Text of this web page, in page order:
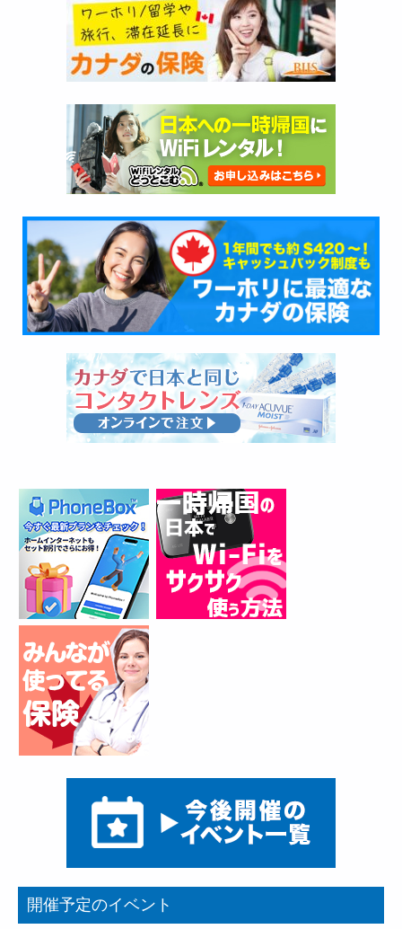
開催予定のイベント